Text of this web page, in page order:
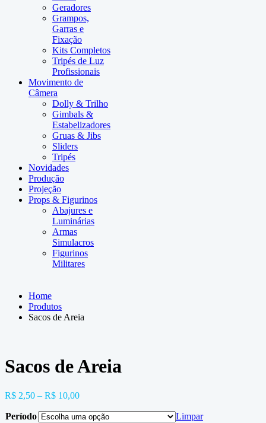
Geradores
Grampos,
Garras e
Fixação
Kits Completos
Tripés de Luz
Profissionais
Movimento de
Câmera
Dolly & Trilho
Gimbals &
Estabelizadores
Gruas & Jibs
Sliders
Tripés
Novidades
Produção
Projeção
Props & Figurinos
Abajures e
Luminárias
Armas
Simulacros
Figurinos
Militares
Home
Produtos
Sacos de Areia
Sacos de Areia
R$ 2,50 – R$ 10,00
Período Limpar